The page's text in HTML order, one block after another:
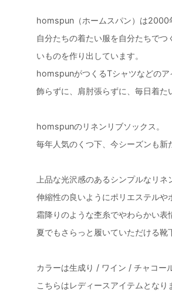
homspun（ホームスパン）は2000
自分たちの着たい服を自分たちで
いものを作り出しています。
homspunがつくるTシャツなどの
飾らずに、肩肘張らずに、毎日着
homspunのリネンリブソックス。
毎年人気のくつ下、今シーズンも新
上品な光沢感のあるシンプルなリネ
伸縮性の良いようにポリエステルや
霜降りのような杢糸でやわらかい表
夏でもさらっと履いていただける靴
カラーは生成り / ワイン / チャコー
こちらはレディースアイテムとなり